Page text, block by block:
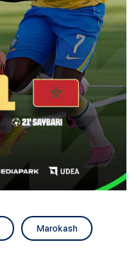
Marokash